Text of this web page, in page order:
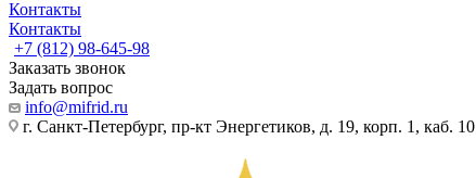
Контакты
Контакты
+7 (812) 98-645-98
Заказать звонок
Задать вопрос
info@mifrid.ru
г. Санкт-Петербург, пр-кт Энергетиков, д. 19, корп. 1, каб. 10